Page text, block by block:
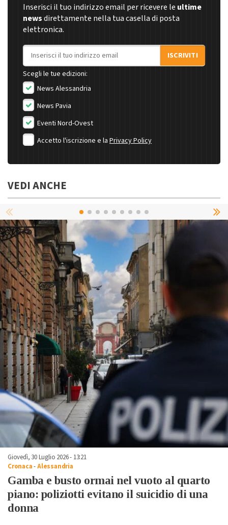
Inserisci il tuo indirizzo email per ricevere le ultime
newsdirettamente nella tua casella di posta
elettronica.
Indirizzo email
ISCRIVITI
Scegli le tue edizioni:
News Alessandria
News Pavia
Eventi Nord-Ovest
Accetto l'iscrizione e la Privacy Policy
VEDI ANCHE
Giovedì, 30 Luglio 2026 - 13:21
Cronaca-Alessandria
Gamba e busto ormai nel vuoto al quarto
piano: poliziotti evitano il suicidio di una
donna